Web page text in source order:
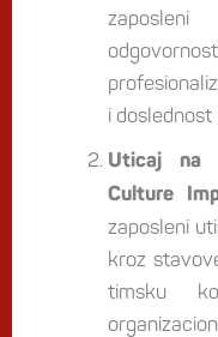
i
Uticaj na
Culture
zaposleni
kroz
timsku